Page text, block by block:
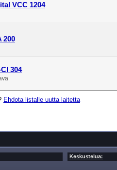
VCC 1204
200
304
Ehdota listalle uutta laitetta
Keskustelua: